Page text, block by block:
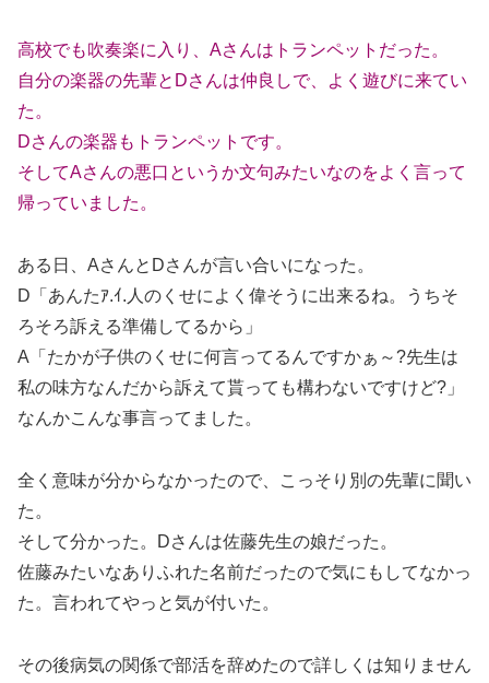
高校でも吹奏楽に入り、Aさんはトランペットだった。
自分の楽器の先輩とDさんは仲良しで、よく遊びに来てい
た。
Dさんの楽器もトランペットです。
そしてAさんの悪口というか文句みたいなのをよく言って
帰っていました。
ある日、AさんとDさんが言い合いになった。
D「あんたｱ.ｲ.人のくせによく偉そうに出来るね。うちそ
ろそろ訴える準備してるから」
A「たかが子供のくせに何言ってるんですかぁ～?先生は
私の味方なんだから訴えて貰っても構わないですけど?」
なんかこんな事言ってました。
全く意味が分からなかったので、こっそり別の先輩に聞い
た。
そして分かった。Dさんは佐藤先生の娘だった。
佐藤みたいなありふれた名前だったので気にもしてなかっ
た。言われてやっと気が付いた。
その後病気の関係で部活を辞めたので詳しくは知りません